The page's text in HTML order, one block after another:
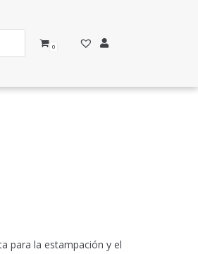
0
para la estampación y el